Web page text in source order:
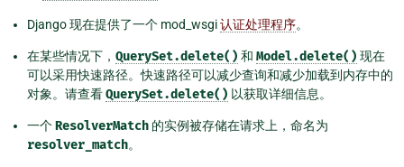
Django 现在提供了一个 mod_wsgi认证处理程序。
在某些情况下， QuerySet.delete() 和 Model.delete() 现在
可以采用快速路径。快速路径可以减少查询和减少加载到内存中的
对象。请查看QuerySet.delete() 以获取详细信息。
一个ResolverMatch 的实例被存储在请求上，命名为
resolver_match。